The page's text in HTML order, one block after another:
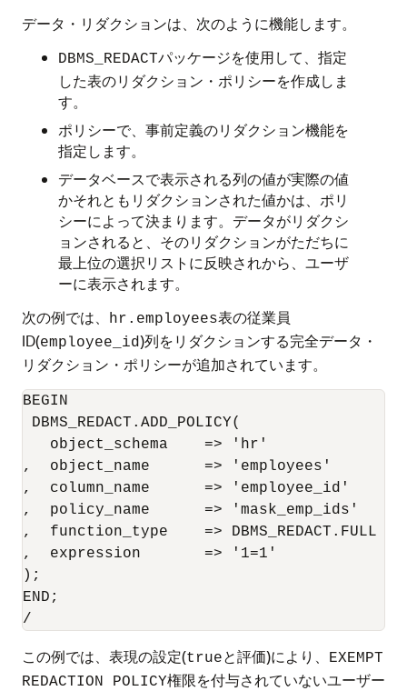
データ・リダクションは、次のように機能します。
DBMS_REDACTパッケージを使用して、指定
した表のリダクション・ポリシーを作成しま
す。
ポリシーで、事前定義のリダクション機能を
指定します。
データベースで表示される列の値が実際の値
かそれともリダクションされた値かは、ポリ
シーによって決まります。データがリダクシ
ョンされると、そのリダクションがただちに
最上位の選択リストに反映されから、ユーザ
ーに表示されます。
次の例では、
hr.employees表の従業員
ID(employee_id)列をリダクションする完全データ・
リダクション・ポリシーが追加されています。
BEGIN
DBMS_REDACT.ADD_POLICY(
   object_schema    => 'hr'
,  object_name      => 'employees'
,  column_name      => 'employee_id'
,  policy_name      => 'mask_emp_ids'
,  function_type    => DBMS_REDACT.FULL
,  expression       => '1=1'
);
END;
この例では、表現の設定(trueと評価)により、
EXEMPT
REDACTION POLICY権限を付与されていないユーザー